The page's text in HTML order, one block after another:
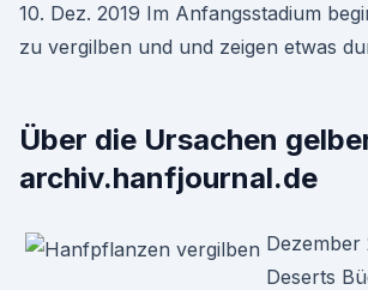
10. Dez. 2019 Im Anfangsstadium
zu vergilben und und zeigen etwas
Über die Ursachen
archiv.hanfjournal.de
Dezember
Deserts